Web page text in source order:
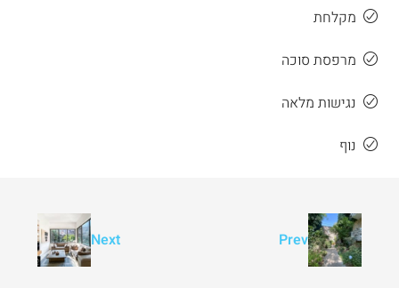
מקלחת
מרפסת סוכה
נגישות מלאה
נוף
Prev
Next